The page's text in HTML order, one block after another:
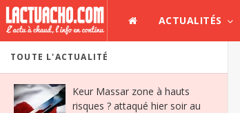
ACTUALITÉS
TOUTE L'ACTUALITÉ
Keur Massar zone à hauts
risques ? attaqué hier soir au